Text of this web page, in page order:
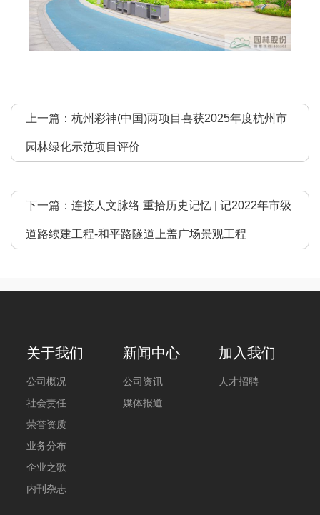
上一篇： 杭州彩神(中国)两项目喜获2025年度杭州市
园林绿化示范项目评价
下一篇： 连接人文脉络 重拾历史记忆 | 记2022年市级
道路续建工程-和平路隧道上盖广场景观工程
关于我们
公司概况
社会责任
荣誉资质
业务分布
企业之歌
内刊杂志
新闻中心
公司资讯
媒体报道
加入我们
人才招聘